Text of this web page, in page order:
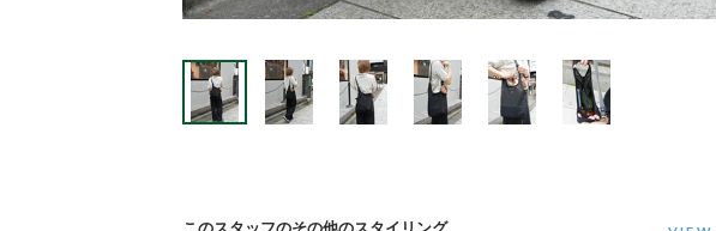
このスタッフのその他のスタイリング